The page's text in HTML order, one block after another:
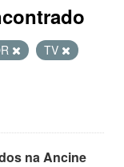
TV
na Ancine